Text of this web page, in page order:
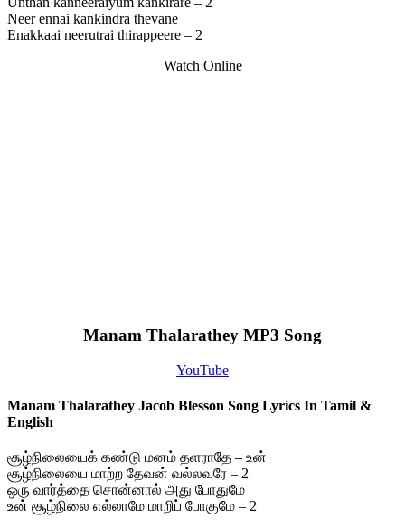
Neer ennai kankindra thevane
Enakkaai neerutrai thirappeere – 2
Watch Online
Manam Thalarathey MP3 Song
YouTube
Manam Thalarathey Jacob Blesson Song Lyrics In Tamil &
English
சூழ்நிலையைக் கண்டு மனம் தளராதே – உன்
சூழ்நிலையை மாற்ற தேவன் வல்லவரே – 2
ஒரு வார்த்தை சொன்னால் அது போதுமே
உன் சூழ்நிலை எல்லாமே மாறிப் போகுமே – 2